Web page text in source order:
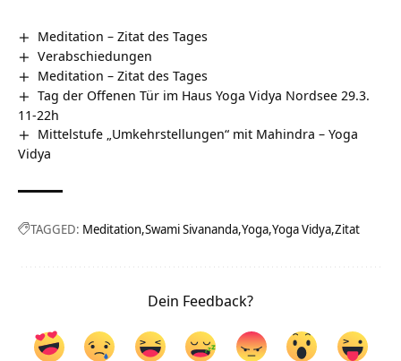
Meditation – Zitat des Tages
Verabschiedungen
Meditation – Zitat des Tages
Tag der Offenen Tür im Haus Yoga Vidya Nordsee 29.3.
11-22h
Mittelstufe „Umkehrstellungen“ mit Mahindra – Yoga
Vidya
TAGGED: Meditation Swami Sivananda Yoga Yoga Vidya Zitat
Dein Feedback?